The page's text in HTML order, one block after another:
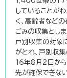
していることが
く、高齢者など
ごみの収集としま
戸別収集の対象
がとれ、戸別収
16年8月2日から
先が確保できな